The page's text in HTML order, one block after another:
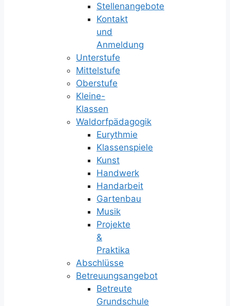
Stellenangebote
Kontakt
und
Anmeldung
Unterstufe
Mittelstufe
Oberstufe
Kleine-
Klassen
Waldorfpädagogik
Eurythmie
Klassenspiele
Kunst
Handwerk
Handarbeit
Gartenbau
Musik
Projekte
&
Praktika
Abschlüsse
Betreuungsangebot
Betreute
Grundschule